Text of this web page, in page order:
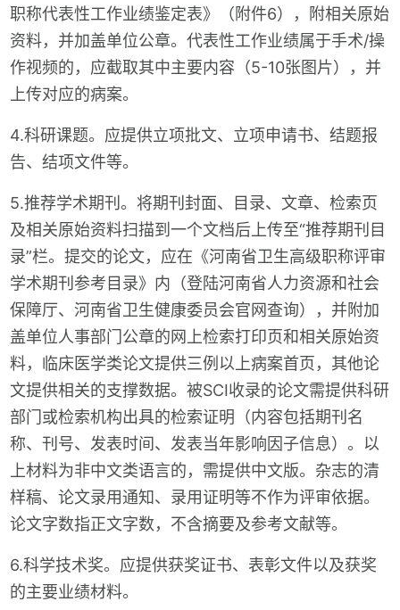
职称代表性工作业绩鉴定表》（附件6），附相关原始
资料，并加盖单位公章。代表性工作业绩属于手术/操
作视频的，应截取其中主要内容（5-10张图片），并
上传对应的病案。
4.科研课题。应提供立项批文、立项申请书、结题报
告、结项文件等。
5.推荐学术期刊。将期刊封面、目录、文章、检索页
及相关原始资料扫描到一个文档后上传至“推荐期刊目
录”栏。提交的论文，应在《河南省卫生高级职称评审
学术期刊参考目录》内（登陆河南省人力资源和社会
保障厅、河南省卫生健康委员会官网查询），并附加
盖单位人事部门公章的网上检索打印页和相关原始资
料，临床医学类论文提供三例以上病案首页，其他论
文提供相关的支撑数据。被SCI收录的论文需提供科研
部门或检索机构出具的检索证明（内容包括期刊名
称、刊号、发表时间、发表当年影响因子信息）。以
上材料为非中文类语言的，需提供中文版。杂志的清
样稿、论文录用通知、录用证明等不作为评审依据。
论文字数指正文字数，不含摘要及参考文献等。
6.科学技术奖。应提供获奖证书、表彰文件以及获奖
的主要业绩材料。